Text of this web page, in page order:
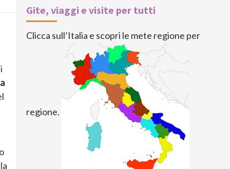
Gite, viaggi e visite per tutti
Clicca sull’Italia e scopri le mete regione per
regione.